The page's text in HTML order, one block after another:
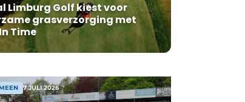
Limburg Golf kiest voor
grasverzorging met
Time
7 JULI 2026